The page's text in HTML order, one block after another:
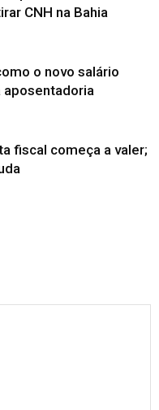
CNH na Bahia
o novo salário
aposentadoria
fiscal começa a valer;